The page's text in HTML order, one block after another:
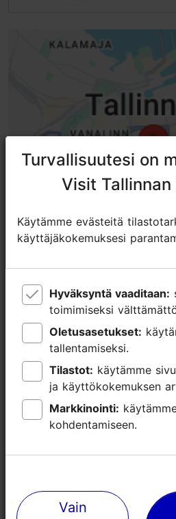
Lähellä olevia paikkoja
Turvallisuutesi on
Visit
Käytämme evästeitä
käyttäjäkokemuksesi
Hyväksyntä vaaditaan:
toimimiseksi
Oletusasetukset:
tallentamiseksi.
Tilastot:
ja käyttökokemuksen
Markkinointi:
kohdentamiseen.
Vain
Turvallisuutesi on
Visit
Käytämme evästeitä
käyttäjäkokemuksesi
Hyväksyntä vaaditaan:
toimimiseksi
Oletusasetukset:
tallentamiseksi.
Tilastot:
ja käyttökokemuksen
Markkinointi:
kohdentamiseen.
Vain